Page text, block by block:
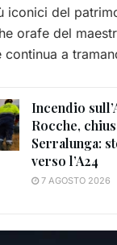
iconici del
orafe del
a
Incendio
Rocche,
Serralunga:
verso l’A24
7 AGOSTO 2026